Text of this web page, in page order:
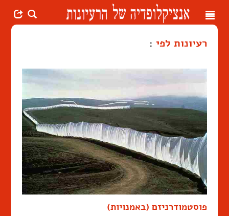
Toggle
רעיונות לפי :
פוסטמודרניזם (באמנויות)